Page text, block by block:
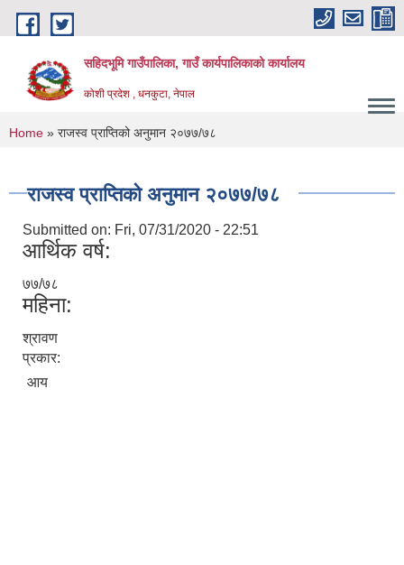
Skip to main content
सहिदभूमि गाउँपालिका, गाउँ कार्यपालिकाको कार्यालय
कोशी प्रदेश , धनकुटा, नेपाल
You are here
Home » राजस्व प्राप्तिको अनुमान २०७७/७८
राजस्व प्राप्तिको अनुमान २०७७/७८
Submitted on: Fri, 07/31/2020 - 22:51
आर्थिक वर्ष:
७७/७८
महिना:
श्रावण
प्रकार:
आय